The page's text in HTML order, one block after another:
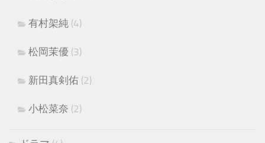
有村架純 (4)
松岡茉優 (3)
新田真剣佑 (2)
小松菜奈 (2)